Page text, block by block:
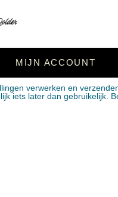
MIJN ACCOUNT
verwerken en
iets later dan gebruikelijk.